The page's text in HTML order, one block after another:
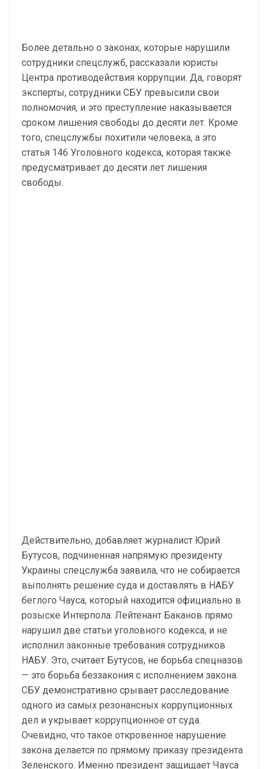
Более детально о законах, которые нарушили
сотрудники спецслужб, рассказали юристы
Центра противодействия коррупции. Да, говорят
эксперты, сотрудники СБУ превысили свои
полномочия, и это преступление наказывается
сроком лишения свободы до десяти лет. Кроме
того, спецслужбы похитили человека, а это
статья 146 Уголовного кодекса, которая также
предусматривает до десяти лет лишения
свободы.
Действительно, добавляет журналист Юрий
Бутусов, подчиненная напрямую президенту
Украины спецслужба заявила, что не собирается
выполнять решение суда и доставлять в НАБУ
беглого Чауса, который находится официально в
розыске Интерпола. Лейтенант Баканов прямо
нарушил две статьи уголовного кодекса, и не
исполнил законные требования сотрудников
НАБУ. Это, считает Бутусов, не борьба спецназов
— это борьба беззакония с исполнением закона.
СБУ демонстративно срывает расследование
одного из самых резонансных коррупционных
дел и укрывает коррупционное от суда.
Очевидно, что такое откровенное нарушение
закона делается по прямому приказу президента
Зеленского. Именно президент защищает Чауса